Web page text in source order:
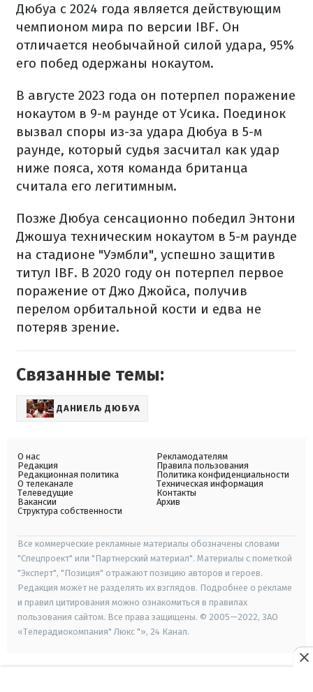
Дюбуа с 2024 года является действующим
чемпионом мира по версии IBF. Он
отличается необычайной силой удара, 95%
его побед одержаны нокаутом.
В августе 2023 года он потерпел поражение
нокаутом в 9-м раунде от Усика. Поединок
вызвал споры из-за удара Дюбуа в 5-м
раунде, который судья засчитал как удар
ниже пояса, хотя команда британца
считала его легитимным.
Позже Дюбуа сенсационно победил Энтони
Джошуа техническим нокаутом в 5-м раунде
на стадионе "Уэмбли", успешно защитив
титул IBF. В 2020 году он потерпел первое
поражение от Джо Джойса, получив
перелом орбитальной кости и едва не
потеряв зрение.
Связанные темы:
ДАНИЕЛЬ ДЮБУА
О нас
Редакция
Редакционная политика
О телеканале
Телеведущие
Вакансии
Структура собственности
Рекламодателям
Правила пользования
Политика конфиденциальности
Техническая информация
Контакты
Архив
Все коммерческие рекламные материалы обозначены словами
"Спецпроект" или "Партнерский материал". Материалы с пометкой
"Эксперт", "Позиция" отражают позицию авторов и героев.
Редакция может не разделять их взглядов. Подробнее о рекламе
и правил цитирования можно ознакомиться в правилах
пользования сайтом. Все права защищены. © 2005—2022, ЗАО
«Телерадиокомпания" Люкс "», 24 Канал.